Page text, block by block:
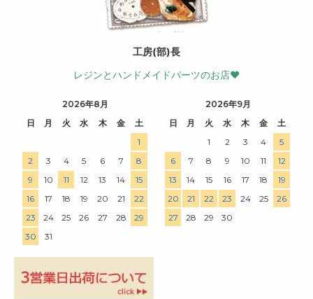
工房(部)長
レジンとハンドメイドパーツのお店♥
2026年8月
日
月 火 水 木 金
土
1
2
3 4 5 6 7
8
9
10 11 12 13 14
15
16
17 18 19 20 21
22
23
24 25 26 27 28
29
30
31
2026年9月
日
月 火 水 木 金
土
1
2 3 4
5
6
7 8 9 10 11
12
13
14 15 16 17 18
19
20
21 22 23 24 25
26
27
28 29 30